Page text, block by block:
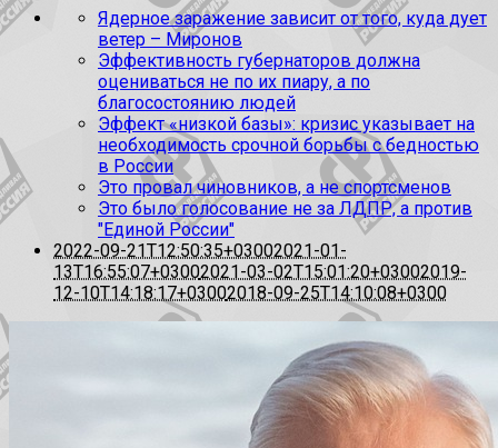
Ядерное заражение зависит от того, куда дует
ветер – Миронов
Эффективность губернаторов должна
оцениваться не по их пиару, а по
благосостоянию людей
Эффект «низкой базы»: кризис указывает на
необходимость срочной борьбы с бедностью
в России
Это провал чиновников, а не спортсменов
Это было голосование не за ЛДПР, а против
"Единой России"
2022-09-21T12:50:35+03002021-01-
13T16:55:07+03002021-03-02T15:01:20+03002019-
12-10T14:18:17+03002018-09-25T14:10:08+0300